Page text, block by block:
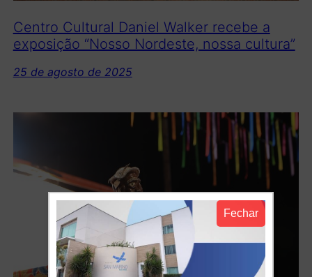
Fechar
Centro Cultural Daniel Walker recebe a
exposição “Nosso Nordeste, nossa cultura”
25 de agosto de 2025